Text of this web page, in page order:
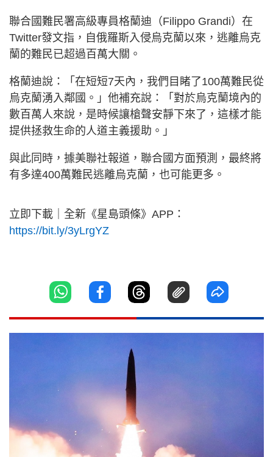
聯合國難民署高級專員格蘭迪（Filippo Grandi）在
Twitter發文指，自俄羅斯入侵烏克蘭以來，逃離烏克
蘭的難民已超過百萬大關。
格蘭迪說：「在短短7天內，我們目睹了100萬難民從
烏克蘭湧入鄰國。」他補充說：「對於烏克蘭境內的
數百萬人來說，是時候讓槍聲安靜下來了，這樣才能
提供拯救生命的人道主義援助。」
與此同時，據美聯社報道，聯合國方面預測，最終將
有多達400萬難民逃離烏克蘭，也可能更多。
立即下載｜全新《星島頭條》APP：
https://bit.ly/3yLrgYZ